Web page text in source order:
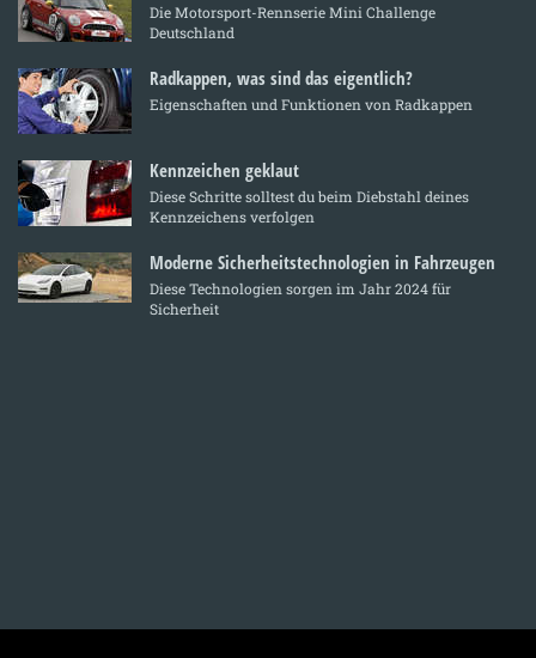
Die Motorsport-Rennserie Mini Challenge
Deutschland
Radkappen, was sind das eigentlich?
Eigenschaften und Funktionen von Radkappen
Kennzeichen geklaut
Diese Schritte solltest du beim Diebstahl deines
Kennzeichens verfolgen
Moderne Sicherheitstechnologien in Fahrzeugen
Diese Technologien sorgen im Jahr 2024 für
Sicherheit